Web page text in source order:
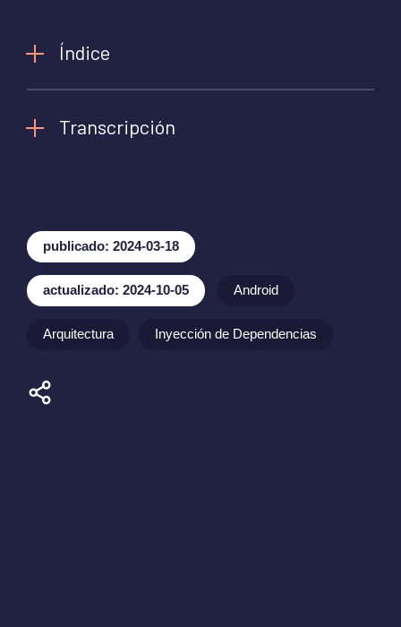
Índice
Transcripción
publicado: 2024-03-18
actualizado: 2024-10-05 Android
Arquitectura Inyección de Dependencias